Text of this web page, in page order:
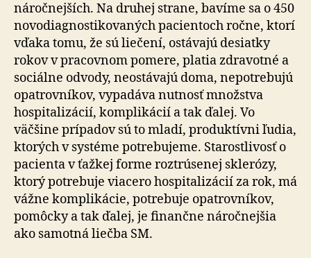
náročnejších. Na druhej strane, bavíme sa o 450
novodiagnostikovaných pacientoch ročne, ktorí
vďaka tomu, že sú liečení, ostávajú desiatky
rokov v pracovnom pomere, platia zdravotné a
sociálne odvody, neostávajú doma, nepotrebujú
opatrovníkov, vypadáva nutnosť množstva
hospitalizácií, komplikácií a tak ďalej. Vo
väčšine prípadov sú to mladí, produktívni ľudia,
ktorých v systéme potrebujeme. Starostlivosť o
pacienta v ťažkej forme roztrúsenej sklerózy,
ktorý potrebuje viacero hospitalizácií za rok, má
vážne komplikácie, potrebuje opatrovníkov,
pomôcky a tak ďalej, je finančne náročnejšia
ako samotná liečba SM.